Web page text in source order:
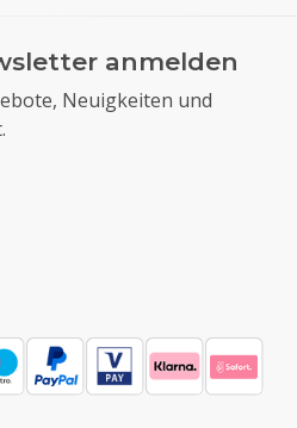
anmelden
Neuigkeiten und